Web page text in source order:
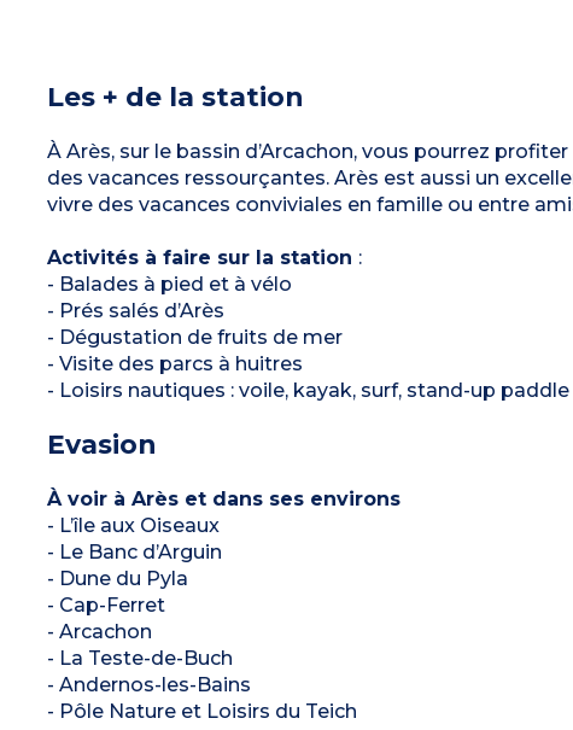
Les + de la station
À Arès, sur le bassin d’Arcachon, vous pourrez
des vacances ressourçantes. Arès est aussi un
vivre des vacances conviviales en famille ou entre
Activités à faire sur la station :
- Balades à pied et à vélo
- Prés salés d’Arès
- Dégustation de fruits de mer
- Visite des parcs à huitres
- Loisirs nautiques : voile, kayak, surf, stand-up paddle
Evasion
À voir à Arès et dans ses environs
- L’île aux Oiseaux
- Le Banc d’Arguin
- Dune du Pyla
- Cap-Ferret
- Arcachon
- La Teste-de-Buch
- Andernos-les-Bains
- Pôle Nature et Loisirs du Teich